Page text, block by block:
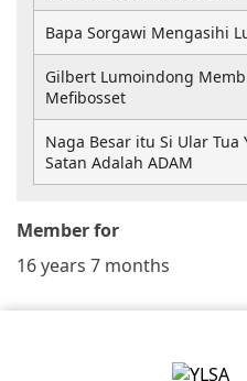
Member for
16 years 7 months
Bapa Sorgawi Mengasihi
Gilbert Lumoindong
Mefibosset
Naga Besar itu Si Ular
Satan Adalah ADAM